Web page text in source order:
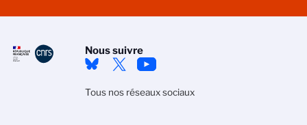
Nous suivre
Tous nos réseaux sociaux